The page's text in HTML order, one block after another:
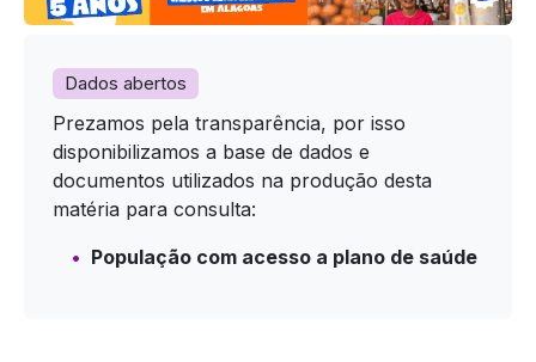
Dados abertos
Prezamos pela transparência, por isso
disponibilizamos a base de dados e
documentos utilizados na produção desta
matéria para consulta:
População com acesso a plano de saúde